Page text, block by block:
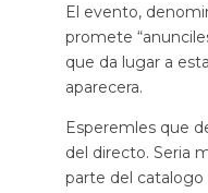
El evento,
promete
que da lugar a
aparecera.
Esperemles que
del directo. Seria
parte del catalogo